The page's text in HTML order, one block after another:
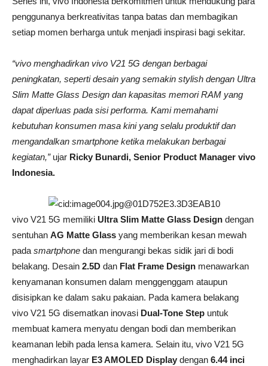
penggunanya berkreativitas tanpa batas dan membagikan
setiap momen berharga untuk menjadi inspirasi bagi sekitar.
“vivo menghadirkan vivo V21 5G dengan berbagai
peningkatan, seperti desain yang semakin stylish dengan Ultra
Slim Matte Glass Design dan kapasitas memori RAM yang
dapat diperluas pada sisi performa. Kami memahami
kebutuhan konsumen masa kini yang selalu produktif dan
mengandalkan smartphone ketika melakukan berbagai
kegiatan,” ujar Ricky Bunardi, Senior Product Manager vivo
Indonesia.
vivo V21 5G memiliki Ultra Slim Matte Glass Design dengan
sentuhan AG Matte Glass yang memberikan kesan mewah
pada smartphone dan mengurangi bekas sidik jari di bodi
belakang. Desain 2.5D dan Flat Frame Design menawarkan
kenyamanan konsumen dalam menggenggam ataupun
disisipkan ke dalam saku pakaian. Pada kamera belakang
vivo V21 5G disematkan inovasi Dual-Tone Step untuk
membuat kamera menyatu dengan bodi dan memberikan
keamanan lebih pada lensa kamera. Selain itu, vivo V21 5G
menghadirkan layar E3 AMOLED Display dengan 6.44 inci